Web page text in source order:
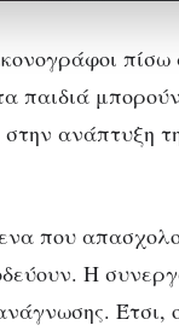
παιδιά
ανάπτυξη
που
Η
Έτσι,